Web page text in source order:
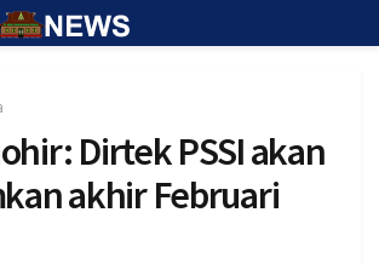
Dirtek PSSI akan
akhir Februari